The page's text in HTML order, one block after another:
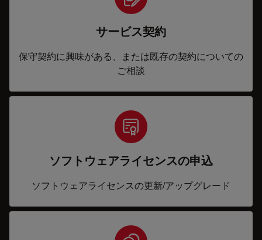
サービス契約
保守契約に興味がある、または既存の契約についての
ご相談
ソフトウェアライセンスの申込
ソフトウェアライセンスの更新/アップグレード